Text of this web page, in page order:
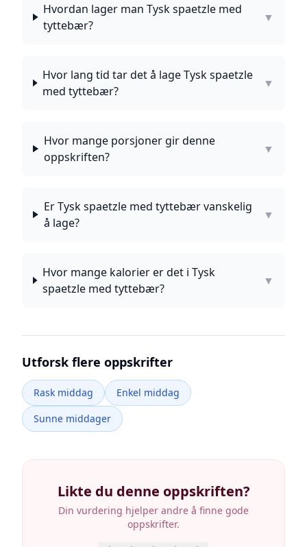
Hvordan lager man Tysk spaetzle med
tyttebær?
▼
Hvor lang tid tar det å lage Tysk spaetzle
med tyttebær?
▼
Hvor mange porsjoner gir denne
oppskriften?
▼
Er Tysk spaetzle med tyttebær vanskelig
å lage?
▼
Hvor mange kalorier er det i Tysk
spaetzle med tyttebær?
▼
Utforsk flere oppskrifter
Rask middag
Enkel middag
Sunne middager
Likte du denne oppskriften?
Din vurdering hjelper andre å finne gode
oppskrifter.